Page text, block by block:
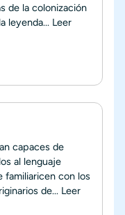
de la colonización
leyenda... Leer
capaces de
al lenguaje
familiaricen con los
de... Leer